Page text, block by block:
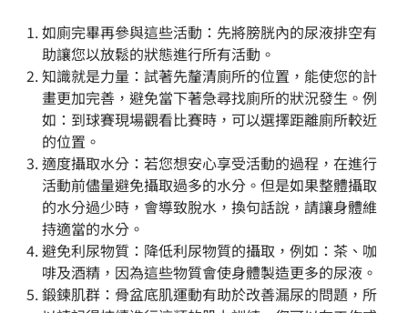
如廁完畢再參與這些活動：先將膀胱內的尿液排空有
助讓您以放鬆的狀態進行所有活動。
知識就是力量：試著先釐清廁所的位置，能使您的計
畫更加完善，避免當下著急尋找廁所的狀況發生。例
如：到球賽現場觀看比賽時，可以選擇距離廁所較近
的位置。
適度攝取水分：若您想安心享受活動的過程，在進行
活動前儘量避免攝取過多的水分。但是如果整體攝取
的水分過少時，會導致脫水，換句話說，請讓身體維
持適當的水分。
避免利尿物質：降低利尿物質的攝取，例如：茶、咖
啡及酒精，因為這些物質會使身體製造更多的尿液。
鍛鍊肌群：骨盆底肌運動有助於改善漏尿的問題，所